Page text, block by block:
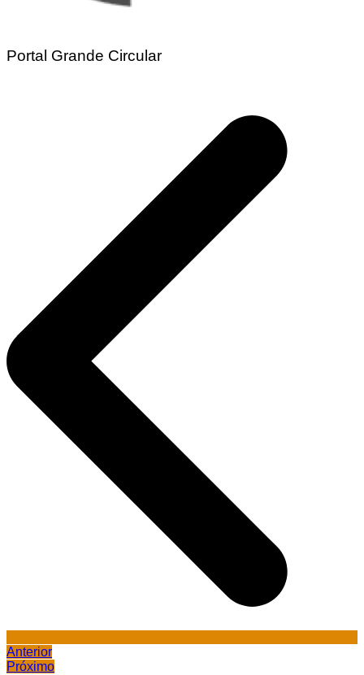
Portal Grande Circular
Anterior
Próximo